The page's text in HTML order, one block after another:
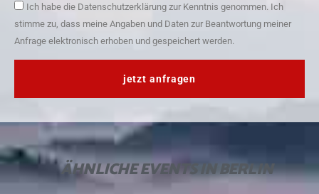
Ich habe die Datenschutzerklärung zur Kenntnis genommen. Ich
stimme zu, dass meine Angaben und Daten zur Beantwortung meiner
Anfrage elektronisch erhoben und gespeichert werden.
jetzt anfragen
ÄHNLICHEEVENTS IN BERLIN